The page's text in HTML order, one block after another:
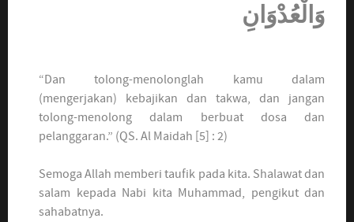
وَالْعُدْوَانِ
“Dan tolong-menolonglah kamu dalam
(mengerjakan) kebajikan dan takwa, dan jangan
tolong-menolong dalam berbuat dosa dan
pelanggaran.” (QS. Al Maidah [5] : 2)
Semoga Allah memberi taufik pada kita. Shalawat dan
salam kepada Nabi kita Muhammad, pengikut dan
sahabatnya.